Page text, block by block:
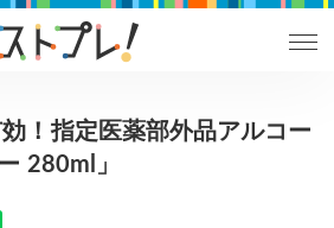
！指定医薬部外品アルコー
280ml」